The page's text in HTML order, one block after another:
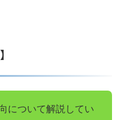
について解説してい